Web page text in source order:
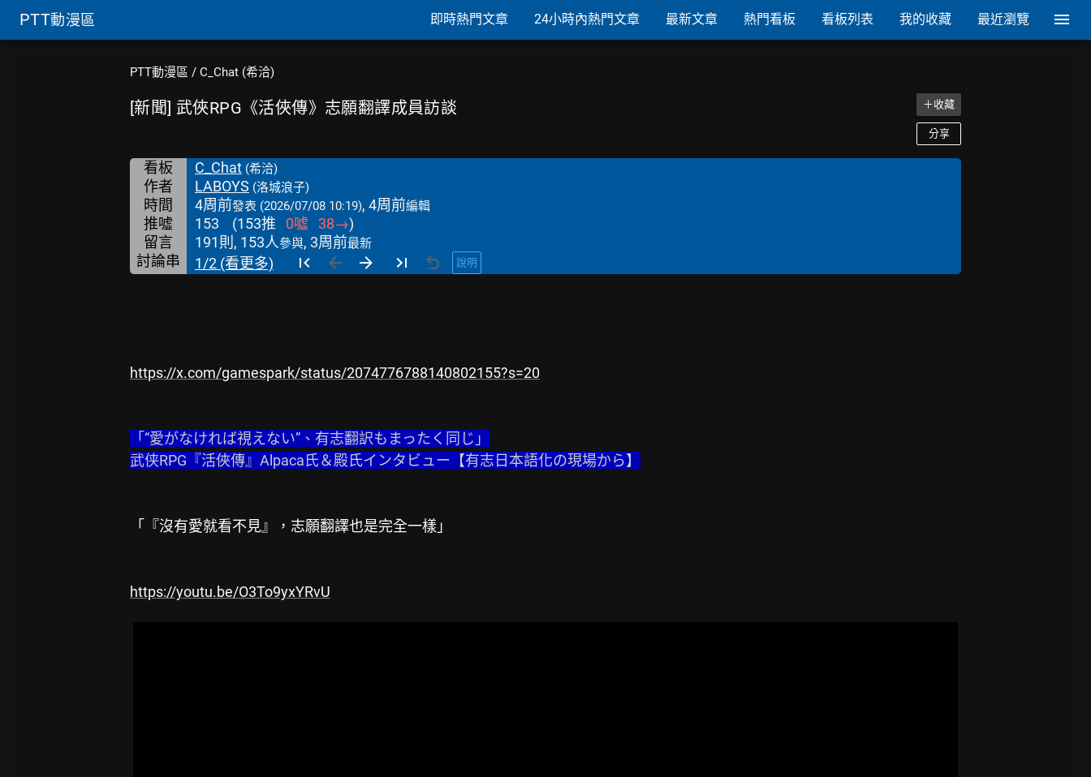
PTT動漫區 即時熱門文章 24小時內熱門文章 最新文章 熱門看板 看板列表 我的收藏 最近瀏覽
PTT動漫區 / C_Chat (希洽)
[新聞] 武俠RPG《活俠傳》志願翻譯成員訪談 ＋收藏
分享
看板 C_Chat (希洽)
作者 LABOYS (洛城浪子)
時間 4周前發表 (2026/07/08 10:19), 4周前編輯
推噓 153 (153推 0噓 38→)
留言
191則, 153人參與, 3周前最新
討論串 1/2 (看更多) 說明
https://x.com/gamespark/status/2074776788140802155?s=20
「“愛がなければ視えない”、有志翻訳もまったく同じ」
武侠RPG『活俠傳』Alpaca氏＆殿氏インタビュー【有志日本語化の現場から】
「『沒有愛就看不見』，志願翻譯也是完全一樣」
https://youtu.be/O3To9yxYRvU